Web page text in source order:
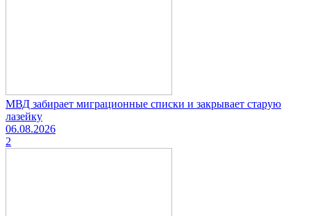
МВД забирает миграционные списки и закрывает старую
лазейку
06.08.2026
2